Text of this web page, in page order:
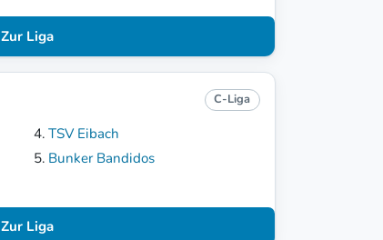
Zur Liga
C-Liga
TSV Eibach
Bunker Bandidos
Zur Liga